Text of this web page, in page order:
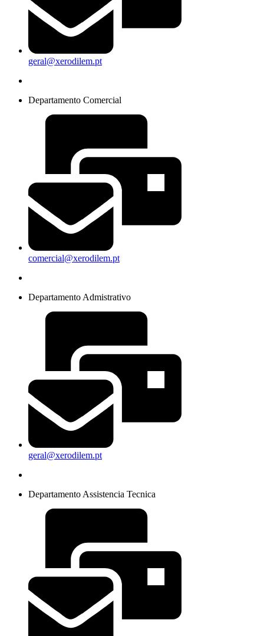
geral@xerodilem.pt
Departamento Comercial
comercial@xerodilem.pt
Departamento Admistrativo
geral@xerodilem.pt
Departamento Assistencia Tecnica